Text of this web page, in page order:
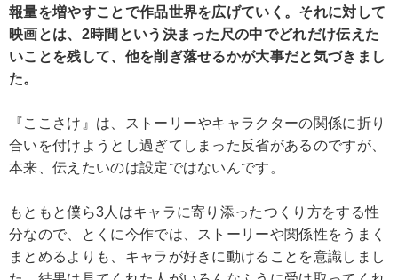
報量を増やすことで作品世界を広げていく。それに対して
映画とは、2時間という決まった尺の中でどれだけ伝えた
いことを残して、他を削ぎ落せるかが大事だと気づきまし
た。
『ここさけ』は、ストーリーやキャラクターの関係に折り
合いを付けようとし過ぎてしまった反省があるのですが、
本来、伝えたいのは設定ではないんです。
もともと僕ら3人はキャラに寄り添ったつくり方をする性
分なので、とくに今作では、ストーリーや関係性をうまく
まとめるよりも、キャラが好きに動けることを意識しまし